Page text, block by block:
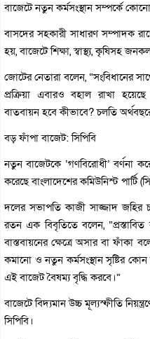
বাজেটে নতুন কর্মসংস্থান সম্পর্কে কোনো
বাসদের সহকারী সাধারণ সম্পাদক
হয়, বাজেটে শিক্ষা, স্বাস্থ্য, কৃষিসহ
জোটের নেতারা বলেন, “সংবিধানের
প্রক্রিয়া এবারও বহাল রাখা
বাতবায়ন হবে কীভাবে? চলতি
বড় ফাঁপা বাজেট: সিপিবি
নতুন বাজেটকে ‘গণবিরোধী’ বর্ণনা
করেছে বাংলাদেশের কমিউনিস্ট পার্টি
দলের সভাপতি কাজী সাজ্জাদ জহির
রতন এক বিবৃতিতে বলেন,
বাস্তবায়নের ক্ষেত্রে অসার বা ফাঁকা
কমানো ও নতুন কর্মসংস্থান সৃষ্টির কোন
এই বাজেট বৈষম্য বৃদ্ধি করবে।”
বাজেটে বিদ্যমান উচ্চ মূল্যস্ফীতি
সিপিবি।